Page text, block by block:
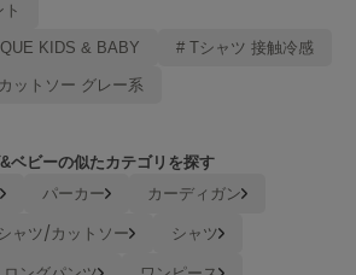
KIDS & BABY # Tシャツ 接触冷感
ットソー グレー系
ベビーの似たカテゴリを探す
パーカー
カーディガン
ャツ/カットソー
シャツ